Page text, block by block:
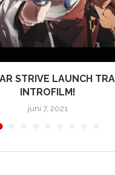
STRIVE LAUNCH
INTROFILM!
juni 7, 2021